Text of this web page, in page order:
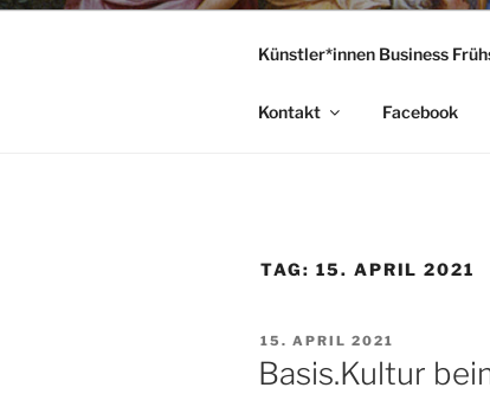
Künstler*innen Business
Kontakt Facebook
TAG: 15. APRIL 2021
VERÖFFENTLICHT
AM
15. APRIL 2021
Basis.Kultur